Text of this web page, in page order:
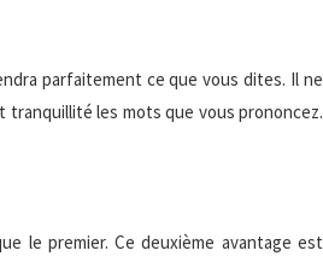
parfaitement ce que vous dites. Il ne
tranquillité les mots que vous prononcez.
le premier. Ce deuxième avantage est